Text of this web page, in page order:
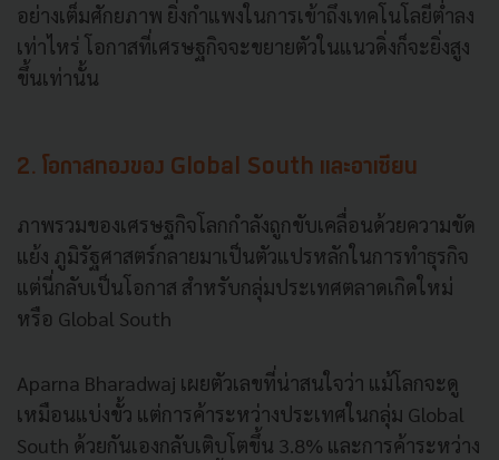
อย่างเต็มศักยภาพ ยิ่งกำแพงในการเข้าถึงเทคโนโลยีต่ำลง
เท่าไหร่ โอกาสที่เศรษฐกิจจะขยายตัวในแนวดิ่งก็จะยิ่งสูง
ขึ้นเท่านั้น
2. โอกาสทองของ Global South และอาเซียน
ภาพรวมของเศรษฐกิจโลกกำลังถูกขับเคลื่อนด้วยความขัด
แย้ง ภูมิรัฐศาสตร์กลายมาเป็นตัวแปรหลักในการทำธุรกิจ
แต่นี่กลับเป็นโอกาส สำหรับกลุ่มประเทศตลาดเกิดใหม่
หรือ Global South
Aparna Bharadwaj เผยตัวเลขที่น่าสนใจว่า แม้โลกจะดู
เหมือนแบ่งขั้ว แต่การค้าระหว่างประเทศในกลุ่ม Global
South ด้วยกันเองกลับเติบโตขึ้น 3.8% และการค้าระหว่าง